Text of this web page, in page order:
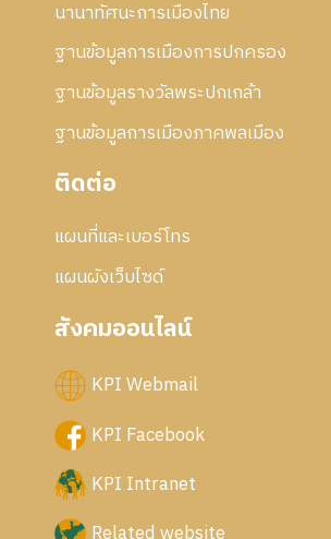
นานาทัศนะการเมืองไทย
ฐานข้อมูลการเมืองการปกครอง
ฐานข้อมูลรางวัลพระปกเกล้า
ฐานข้อมูลการเมืองภาคพลเมือง
ติดต่อ
แผนที่และเบอร์โทร
แผนผังเว็บไซด์
สังคมออนไลน์
KPI Webmail
KPI Facebook
KPI Intranet
Related website